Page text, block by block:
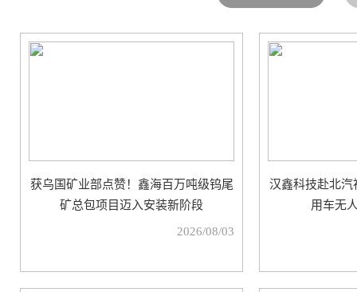
获乌国矿业部点赞！鑫海百万吨级钨尾
矿总包项目迈入安装新阶段
2026/08/03
汉鑫科技赴北汽
用车无